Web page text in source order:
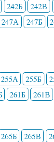
242Б 242В
247А 247Б
255А 255Б
261Б 261В
265Б 265В